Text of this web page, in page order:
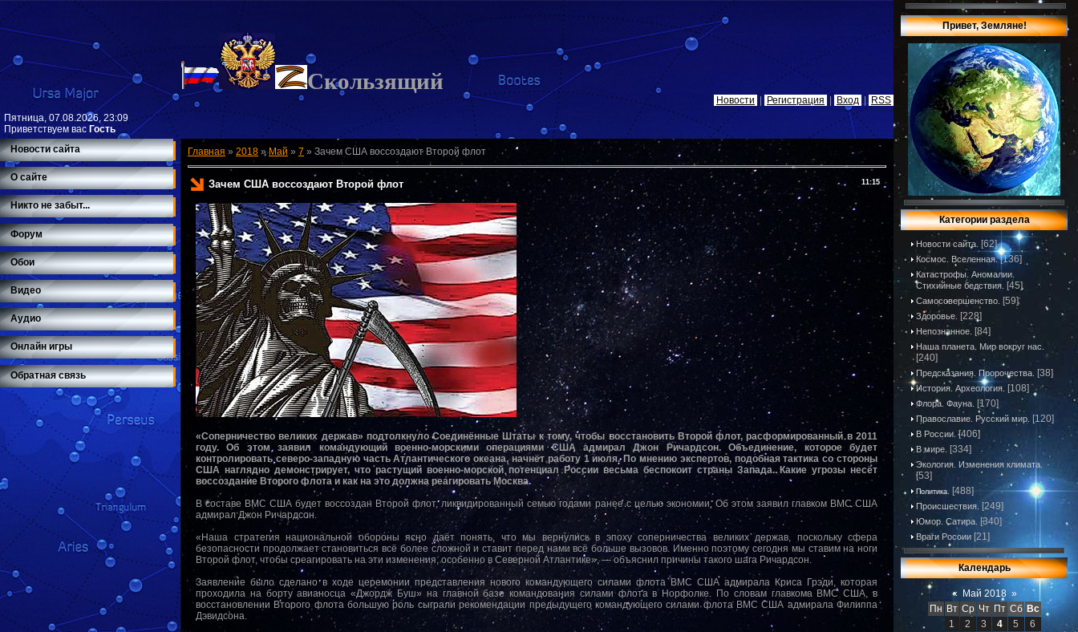
Пятница, 07.08.2026, 23:09
Приветствуем вас Гость
Скользящий
Новости Регистрация Вход | RSS
Новости сайта
О сайте
Никто не забыт...
Форум
Обои
Видео
Аудио
Онлайн игры
Обратная связь
Главная » 2018 » Май » 7 » Зачем США воссоздают Второй флот
11:15
Зачем США воссоздают Второй флот
«Соперничество великих держав» подтолкнуло Соединённые Штаты к тому, чтобы восстановить Второй флот, расформированный в 2011
году. Об этом заявил командующий военно-морскими операциями США адмирал Джон Ричардсон. Объединение, которое будет
контролировать северо-западную часть Атлантического океана, начнёт работу 1 июля. По мнению экспертов, подобная тактика со стороны
США наглядно демонстрирует, что растущий военно-морской потенциал России весьма беспокоит страны Запада. Какие угрозы несёт
воссоздание Второго флота и как на это должна реагировать Москва.
В составе ВМС США будет воссоздан Второй флот, ликвидированный семью годами ранее с целью экономии. Об этом заявил главком ВМС США
адмирал Джон Ричардсон.
«Наша стратегия национальной обороны ясно даёт понять, что мы вернулись в эпоху соперничества великих держав, поскольку сфера
безопасности продолжает становиться всё более сложной и ставит перед нами всё больше вызовов. Именно поэтому сегодня мы ставим на ноги
Второй флот, чтобы среагировать на эти изменения, особенно в Северной Атлантике», — объяснил причины такого шага Ричардсон.
Заявление было сделано в ходе церемонии представления нового командующего силами флота ВМС США адмирала Криса Грэди, которая
проходила на борту авианосца «Джордж Буш» на главной базе командования силами флота в Норфолке. По словам главкома ВМС США, в
восстановлении Второго флота большую роль сыграли рекомендации предыдущего командующего силами флота ВМС США адмирала Филиппа
Дэвидсона.
Привет, Земляне!
Категории раздела
Новости сайта. [62]
Космос. Вселенная. [136]
Катастрофы. Аномалии.
Стихийные бедствия.
[45]
Самосовершенство. [59]
Здоровье. [228]
Непознанное. [84]
Наша планета. Мир вокруг нас.
[240]
Предсказания. Пророчества. [38]
История. Археология. [108]
Флора. Фауна. [170]
Православие. Русский мир. [120]
В России. [406]
В мире. [334]
Экология. Изменения климата.
[53]
Политика. [488]
Происшествия. [249]
Юмор. Сатира. [340]
Враги России [21]
Календарь
« Май 2018 »
Пн Вт Ср Чт Пт Сб Вс
1
2 3 4 5
6